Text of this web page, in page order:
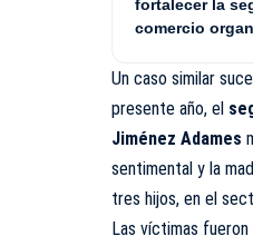
fortalecer la
comercio
Un caso similar
presente año, el
Jiménez Adames
sentimental y la
tres hijos, en el
Las víctimas